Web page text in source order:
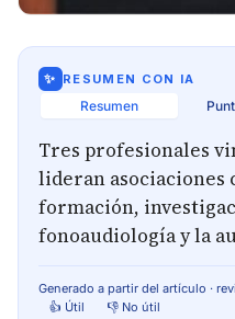
✨ RESUMEN CON IA
Resumen
Tres profesionales
lideran asociaciones
formación,
fonoaudiología y la
Generado a partir del artículo ·
👍 Útil
👎 No útil